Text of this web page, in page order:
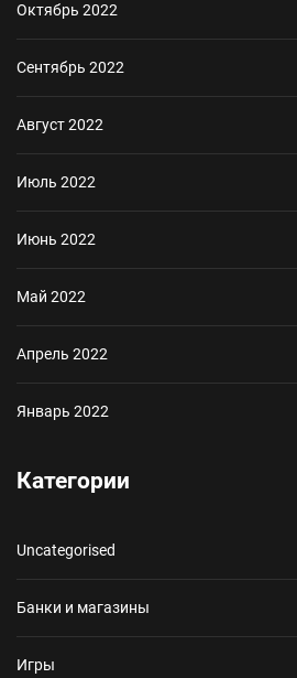
Октябрь 2022
Сентябрь 2022
Август 2022
Июль 2022
Июнь 2022
Май 2022
Апрель 2022
Январь 2022
Категории
Uncategorised
Банки и магазины
Игры